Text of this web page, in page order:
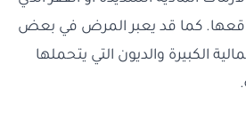
واقعها. كما قد يعبر المرض في بعض
الكبيرة والديون التي يتحملها